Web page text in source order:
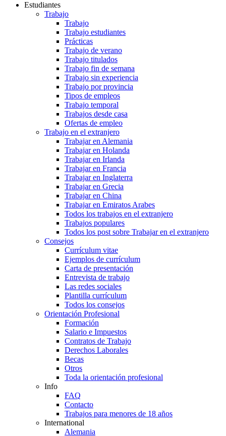
Estudiantes
Trabajo
Trabajo
Trabajo estudiantes
Prácticas
Trabajo de verano
Trabajo titulados
Trabajo fin de semana
Trabajo sin experiencia
Trabajo por provincia
Tipos de empleos
Trabajo temporal
Trabajos desde casa
Ofertas de empleo
Trabajo en el extranjero
Trabajar en Alemania
Trabajar en Holanda
Trabajar en Irlanda
Trabajar en Francia
Trabajar en Inglaterra
Trabajar en Grecia
Trabajar en China
Trabajar en Emiratos Arabes
Todos los trabajos en el extranjero
Trabajos populares
Todos los post sobre Trabajar en el extranjero
Consejos
Currículum vitae
Ejemplos de currículum
Carta de presentación
Entrevista de trabajo
Las redes sociales
Plantilla currículum
Todos los consejos
Orientación Profesional
Formación
Salario e Impuestos
Contratos de Trabajo
Derechos Laborales
Becas
Otros
Toda la orientación profesional
Info
FAQ
Contacto
Trabajos para menores de 18 años
International
Alemania